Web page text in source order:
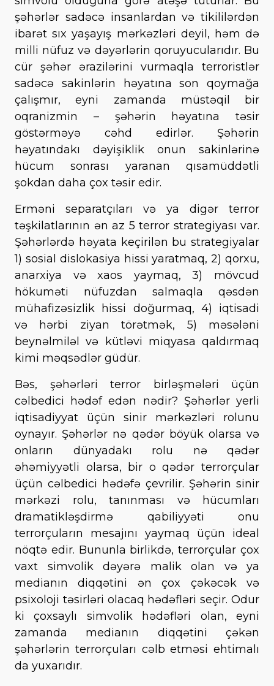
şəhərlər sadəcə insanlardan və tikililərdən
ibarət sıx yaşayış mərkəzləri deyil, həm də
milli nüfuz və dəyərlərin qoruyucularıdır. Bu
cür şəhər ərazilərini vurmaqla terroristlər
sadəcə sakinlərin həyatına son qoymağa
çalışmır, eyni zamanda müstəqil bir
oqranizmin – şəhərin həyatına təsir
göstərməyə cəhd edirlər. Şəhərin
həyatındakı dəyişiklik onun sakinlərinə
hücum sonrası yaranan qısamüddətli
şokdan daha çox təsir edir.
Erməni separatçıları və ya digər terror
təşkilatlarının ən az 5 terror strategiyası var.
Şəhərlərdə həyata keçirilən bu strategiyalar
1) sosial dislokasiya hissi yaratmaq, 2) qorxu,
anarxiya və xaos yaymaq, 3) mövcud
hökuməti nüfuzdan salmaqla qəsdən
mühafizəsizlik hissi doğurmaq, 4) iqtisadi
və hərbi ziyan törətmək, 5) məsələni
beynəlmiləl və kütləvi miqyasa qaldırmaq
kimi məqsədlər güdür.
Bəs, şəhərləri terror birləşmələri üçün
cəlbedici hədəf edən nədir? Şəhərlər yerli
iqtisadiyyat üçün sinir mərkəzləri rolunu
oynayır. Şəhərlər nə qədər böyük olarsa və
onların dünyadakı rolu nə qədər
əhəmiyyətli olarsa, bir o qədər terrorçular
üçün cəlbedici hədəfə çevrilir. Şəhərin sinir
mərkəzi rolu, tanınması və hücumları
dramatikləşdirmə qabiliyyəti onu
terrorçuların mesajını yaymaq üçün ideal
nöqtə edir. Bununla birlikdə, terrorçular çox
vaxt simvolik dəyərə malik olan və ya
medianın diqqətini ən çox çəkəcək və
psixoloji təsirləri olacaq hədəfləri seçir. Odur
ki çoxsaylı simvolik hədəfləri olan, eyni
zamanda medianın diqqətini çəkən
şəhərlərin terrorçuları cəlb etməsi ehtimalı
da yuxarıdır.